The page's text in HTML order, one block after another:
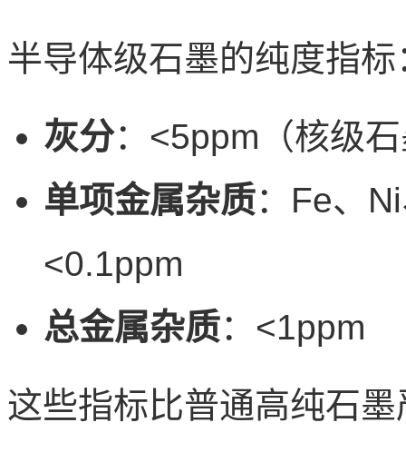
半导体级石墨的纯度指标
灰分：<5ppm（核级
单项金属杂质：Fe、
<0.1ppm
总金属杂质：<1ppm
这些指标比普通高纯石